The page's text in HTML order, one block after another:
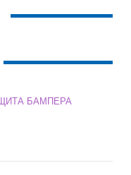
БАМПЕРА